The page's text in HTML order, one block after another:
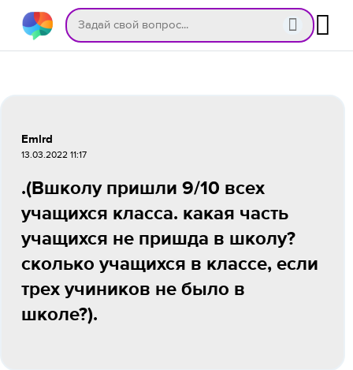
Emlrd
13.03.2022 11:17
.(Вшколу пришли 9/10 всех
учащихся класса. какая часть
учащихся не пришда в школу?
сколько учащихся в классе, если
трех учиников не было в
школе?).